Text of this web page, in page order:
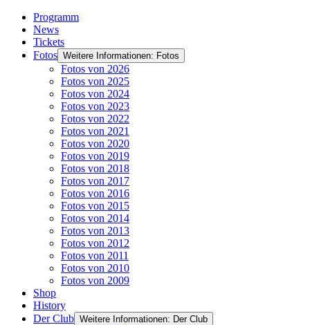
Programm
News
Tickets
Fotos Weitere Informationen: Fotos
Fotos von 2026
Fotos von 2025
Fotos von 2024
Fotos von 2023
Fotos von 2022
Fotos von 2021
Fotos von 2020
Fotos von 2019
Fotos von 2018
Fotos von 2017
Fotos von 2016
Fotos von 2015
Fotos von 2014
Fotos von 2013
Fotos von 2012
Fotos von 2011
Fotos von 2010
Fotos von 2009
Shop
History
Der Club Weitere Informationen: Der Club